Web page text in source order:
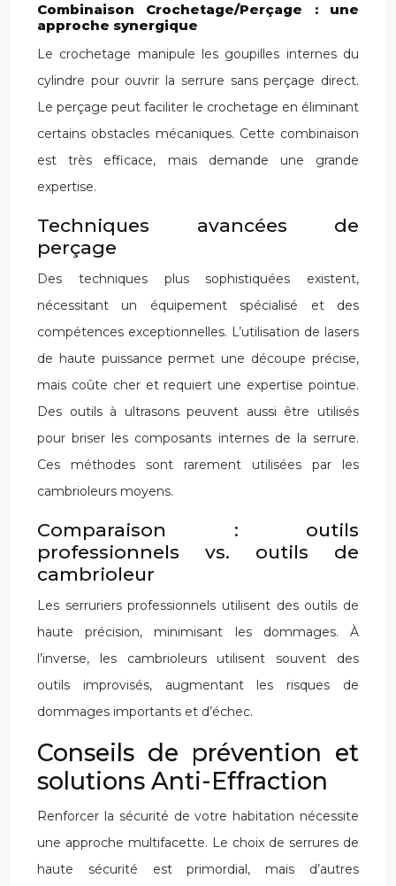
Combinaison Crochetage/Perçage : une
approche synergique
Le crochetage manipule les goupilles internes du
cylindre pour ouvrir la serrure sans perçage direct.
Le perçage peut faciliter le crochetage en éliminant
certains obstacles mécaniques. Cette combinaison
est très efficace, mais demande une grande
expertise.
Techniques avancées de
perçage
Des techniques plus sophistiquées existent,
nécessitant un équipement spécialisé et des
compétences exceptionnelles. L’utilisation de lasers
de haute puissance permet une découpe précise,
mais coûte cher et requiert une expertise pointue.
Des outils à ultrasons peuvent aussi être utilisés
pour briser les composants internes de la serrure.
Ces méthodes sont rarement utilisées par les
cambrioleurs moyens.
Comparaison : outils
professionnels vs. outils de
cambrioleur
Les serruriers professionnels utilisent des outils de
haute précision, minimisant les dommages. À
l’inverse, les cambrioleurs utilisent souvent des
outils improvisés, augmentant les risques de
dommages importants et d’échec.
Conseils de prévention et
solutions Anti-Effraction
Renforcer la sécurité de votre habitation nécessite
une approche multifacette. Le choix de serrures de
haute sécurité est primordial, mais d’autres